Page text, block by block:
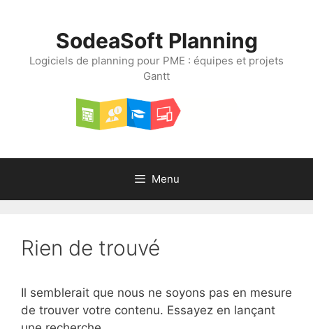
SodeaSoft Planning
Logiciels de planning pour PME : équipes et projets
Gantt
Menu
Rien de trouvé
Il semblerait que nous ne soyons pas en mesure
de trouver votre contenu. Essayez en lançant